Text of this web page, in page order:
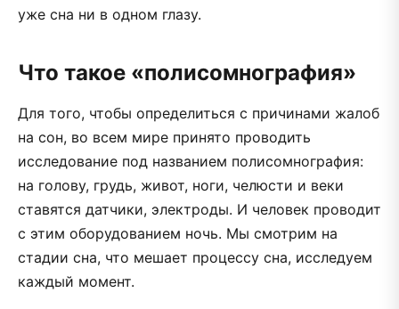
уже сна ни в одном глазу.
Что такое «полисомнография»
Для того, чтобы определиться с причинами жалоб
на сон, во всем мире принято проводить
исследование под названием полисомнография:
на голову, грудь, живот, ноги, челюсти и веки
ставятся датчики, электроды. И человек проводит
с этим оборудованием ночь. Мы смотрим на
стадии сна, что мешает процессу сна, исследуем
каждый момент.